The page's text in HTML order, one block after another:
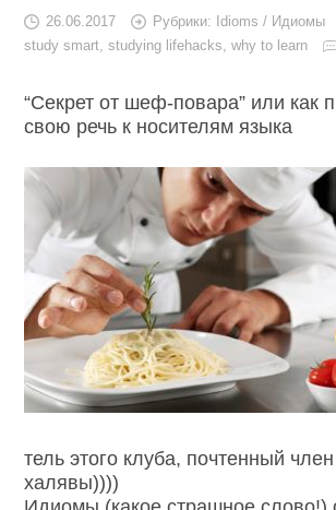
26.06.2017 Рубрики: Idioms / Идиомы
study smart,studying lifehacks,why to learn
“Секрет от шеф-повара” или как
свою речь к носителям языка
тель этого клуба, почтенный
халявы))))